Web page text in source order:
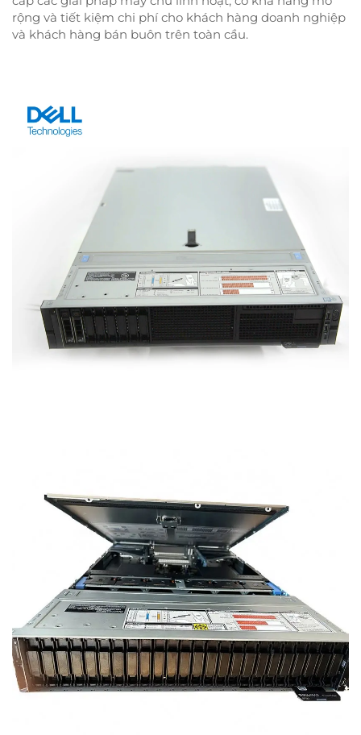
rộng và tiết kiệm chi phí cho khách hàng doanh nghiệp
và khách hàng bán buôn trên toàn cầu.